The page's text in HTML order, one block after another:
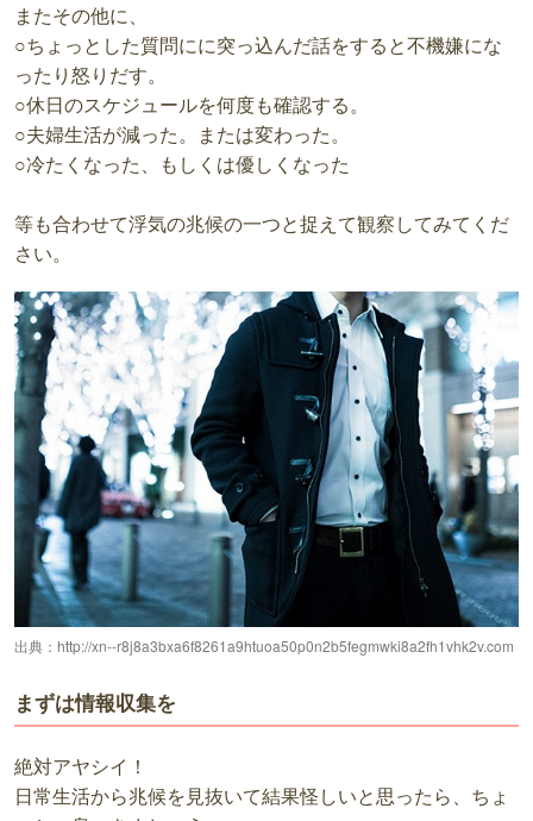
またその他に、
○ちょっとした質問にに突っ込んだ話をすると不機嫌にな
ったり怒りだす。
○休日のスケジュールを何度も確認する。
○夫婦生活が減った。または変わった。
○冷たくなった、もしくは優しくなった
等も合わせて浮気の兆候の一つと捉えて観察してみてくだ
さい。
出典： http://xn--r8j8a3bxa6f8261a9htuoa50p0n2b5fegmwki8a2fh1vhk2v.com
まずは情報収集を
絶対アヤシイ！
日常生活から兆候を見抜いて結果怪しいと思ったら、ちょ